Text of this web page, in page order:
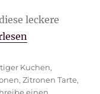
leckere
Zitronen-Tarte“
Kuchen,
,Zitronen Tarte,